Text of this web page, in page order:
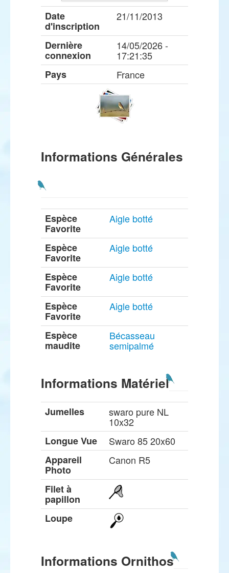
Date
d'inscription
21/11/2013
Dernière
connexion
14/05/2026 -
17:21:35
Pays
France
Informations Générales
Espèce
Favorite
Aigle botté
Espèce
Favorite
Aigle botté
Espèce
Favorite
Aigle botté
Espèce
Favorite
Aigle botté
Espèce
maudite
Bécasseau
semipalmé
Informations Matériel
Jumelles swaro pure NL
10x32
Longue Vue
Swaro 85 20x60
Appareil
Photo
Canon R5
Filet à
papillon
Loupe
Informations Ornithos